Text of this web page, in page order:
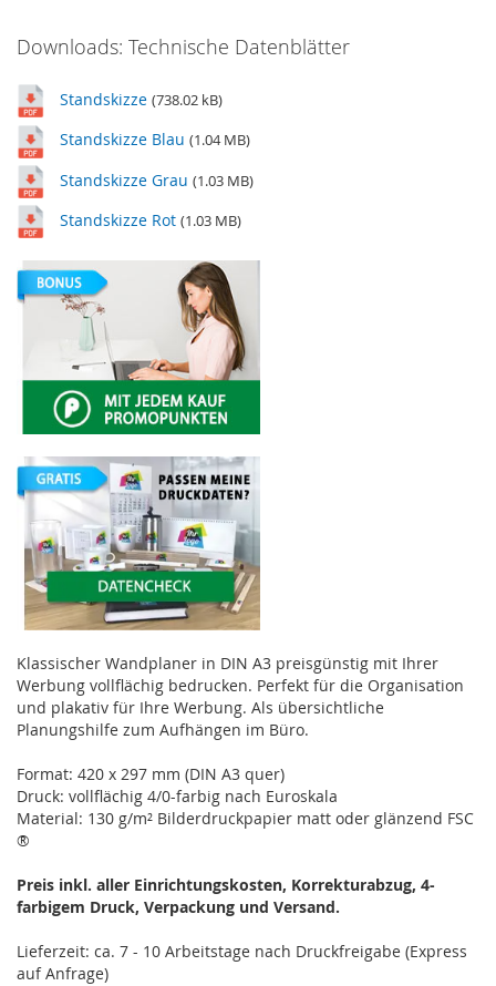
Downloads: Technische Datenblätter
Standskizze (738.02 kB)
Standskizze Blau (1.04 MB)
Standskizze Grau (1.03 MB)
Standskizze Rot (1.03 MB)
Klassischer Wandplaner in DIN A3 preisgünstig mit Ihrer
Werbung vollflächig bedrucken. Perfekt für die Organisation
und plakativ für Ihre Werbung. Als übersichtliche
Planungshilfe zum Aufhängen im Büro.
Format: 420 x 297 mm (DIN A3 quer)
Druck: vollflächig 4/0-farbig nach Euroskala
Material: 130 g/m² Bilderdruckpapier matt oder glänzend FSC
®
Preis inkl. aller Einrichtungskosten, Korrekturabzug, 4-
farbigem Druck, Verpackung und Versand.
Lieferzeit: ca. 7 - 10 Arbeitstage nach Druckfreigabe (Express
auf Anfrage)